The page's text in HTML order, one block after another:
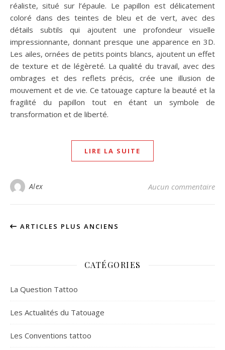
réaliste, situé sur l’épaule. Le papillon est délicatement
coloré dans des teintes de bleu et de vert, avec des
détails subtils qui ajoutent une profondeur visuelle
impressionnante, donnant presque une apparence en 3D.
Les ailes, ornées de petits points blancs, ajoutent un effet
de texture et de légèreté. La qualité du travail, avec des
ombrages et des reflets précis, crée une illusion de
mouvement et de vie. Ce tatouage capture la beauté et la
fragilité du papillon tout en étant un symbole de
transformation et de liberté.
LIRE LA SUITE
Alex Aucun commentaire
ARTICLES PLUS ANCIENS
CATÉGORIES
La Question Tattoo
Les Actualités du Tatouage
Les Conventions tattoo